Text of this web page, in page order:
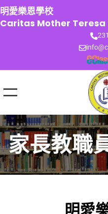
跳
至
主
明愛樂恩學校
Caritas Mother Teresa
家長教職
明愛